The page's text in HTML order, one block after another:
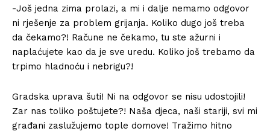
-Još jedna zima prolazi, a mi i dalje nemamo odgovor
ni rješenje za problem grijanja. Koliko dugo još treba
da čekamo?! Račune ne čekamo, tu ste ažurni i
naplaćujete kao da je sve uredu. Koliko još trebamo da
trpimo hladnoću i nebrigu?!
Gradska uprava šuti! Ni na odgovor se nisu udostojili!
Zar nas toliko poštujete?! Naša djeca, naši stariji, svi mi
građani zaslužujemo tople domove! Tražimo hitno